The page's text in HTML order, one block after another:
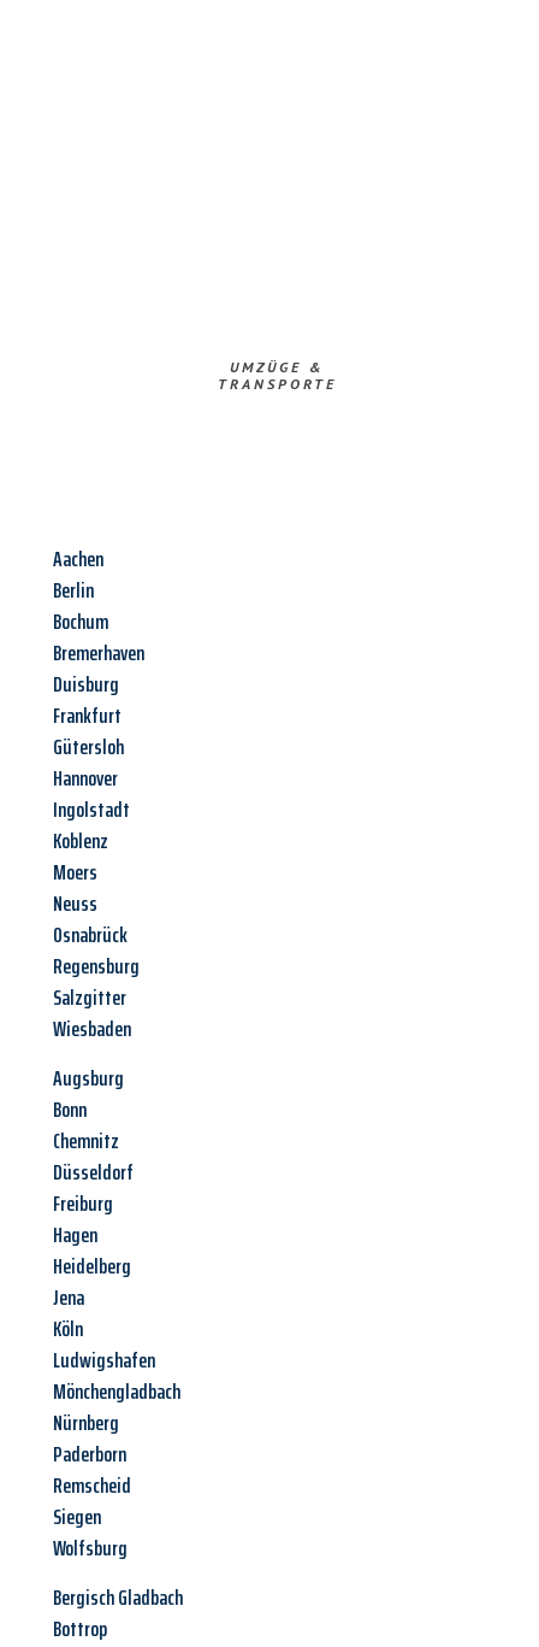
UMZÜGE &
TRANSPORTE
Aachen
Berlin
Bochum
Bremerhaven
Duisburg
Frankfurt
Gütersloh
Hannover
Ingolstadt
Koblenz
Moers
Neuss
Osnabrück
Regensburg
Salzgitter
Wiesbaden
Augsburg
Bonn
Chemnitz
Düsseldorf
Freiburg
Hagen
Heidelberg
Jena
Köln
Ludwigshafen
Mönchengladbach
Nürnberg
Paderborn
Remscheid
Siegen
Wolfsburg
Bergisch Gladbach
Bottrop